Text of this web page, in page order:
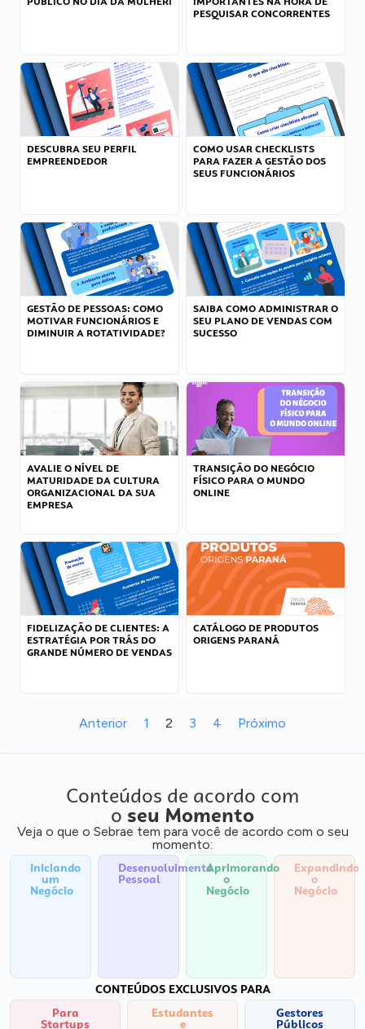
PESQUISAR CONCORRENTES
DESCUBRA SEU PERFIL
EMPREENDEDOR
COMO USAR CHECKLISTS
PARA FAZER A GESTÃO DOS
SEUS FUNCIONÁRIOS
GESTÃO DE PESSOAS: COMO
MOTIVAR FUNCIONÁRIOS E
DIMINUIR A ROTATIVIDADE?
SAIBA COMO ADMINISTRAR O
SEU PLANO DE VENDAS COM
SUCESSO
AVALIE O NÍVEL DE
MATURIDADE DA CULTURA
ORGANIZACIONAL DA SUA
EMPRESA
TRANSIÇÃO DO NEGÓCIO
FÍSICO PARA O MUNDO
ONLINE
FIDELIZAÇÃO DE CLIENTES: A
ESTRATÉGIA POR TRÁS DO
GRANDE NÚMERO DE VENDAS
CATÁLOGO DE PRODUTOS
ORIGENS PARANÁ
Anterior 1 2 3 4 Próximo
Conteúdos de acordo com
o seu Momento
Veja o que o Sebrae tem para você de acordo com o seu
momento:
Iniciando
um
Negócio
Desenvolvimento
Pessoal
Aprimorando
o
Negócio
Expandindo
o
Negócio
CONTEÚDOS EXCLUSIVOS PARA
Para
Startups
Estudantes
e
Gestores
Públicos